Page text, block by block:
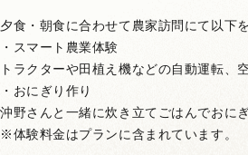
夕食・朝食に合わせて農家訪問にて以下
・スマート農業体験
トラクターや田植え機などの自動運転、
・おにぎり作り
沖野さんと一緒に炊き立てごはんでおに
※体験料金はプランに含まれています。